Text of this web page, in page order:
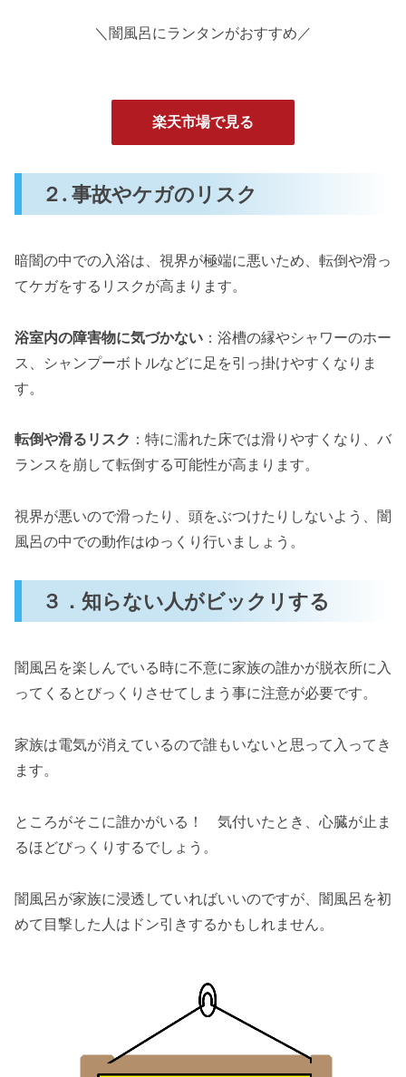
＼闇風呂にランタンがおすすめ／
楽天市場で見る
２.事故やケガのリスク
暗闇の中での入浴は、視界が極端に悪いため、転倒や滑っ
てケガをするリスクが高まります。
浴室内の障害物に気づかない ：浴槽の縁やシャワーのホー
ス、シャンプーボトルなどに足を引っ掛けやすくなりま
す。
転倒や滑るリスク ：特に濡れた床では滑りやすくなり、バ
ランスを崩して転倒する可能性が高まります。
視界が悪いので滑ったり、頭をぶつけたりしないよう、闇
風呂の中での動作はゆっくり行いましょう。
３．知らない人がビックリする
闇風呂を楽しんでいる時に不意に家族の誰かが脱衣所に入
ってくるとびっくりさせてしまう事に注意が必要です。
家族は電気が消えているので誰もいないと思って入ってき
ます。
ところがそこに誰かがいる！ 気付いたとき、心臓が止ま
るほどびっくりするでしょう。
闇風呂が家族に浸透していればいいのですが、闇風呂を初
めて目撃した人はドン引きするかもしれません。